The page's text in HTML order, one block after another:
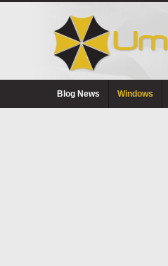
Blog News Windows